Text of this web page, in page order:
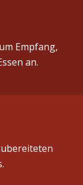
Empfang,
an.